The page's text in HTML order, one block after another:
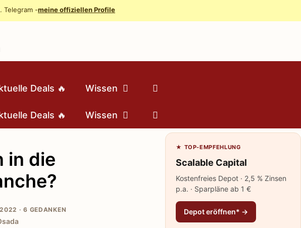
Telegram -meine offiziellen Profile
Deals 🔥 Wissen
Deals 🔥 Wissen
in die
·6 GEDANKEN
★ TOP-EMPFEHLUNG
Scalable Capital
Kostenfreies Depot · 2,5 % Zinsen
p.a. · Sparpläne ab 1 €
Depot eröffnen* →